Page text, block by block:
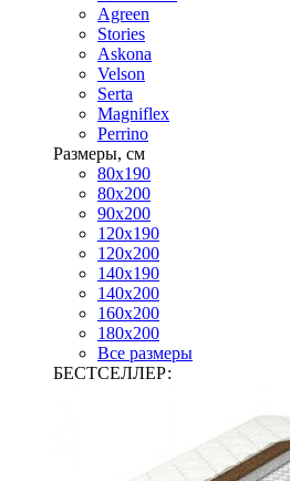
Agreen
Stories
Askona
Velson
Serta
Magniflex
Perrino
Размеры, см
80х190
80х200
90х200
120х190
120х200
140х190
140х200
160х200
180х200
Все размеры
БЕСТСЕЛЛЕР: